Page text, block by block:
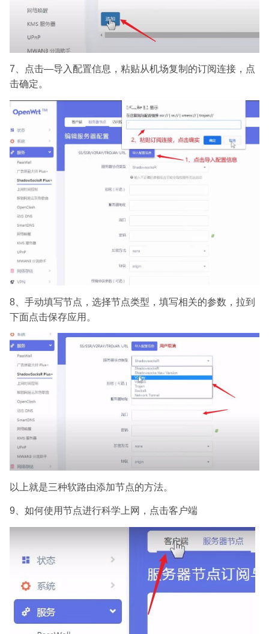
7、点击—导入配置信息，粘贴从机场复制的订阅连接，点
击确定。
8、手动填写节点，选择节点类型，填写相关的参数，拉到
下面点击保存应用。
以上就是三种软路由添加节点的方法。
9、如何使用节点进行科学上网，点击客户端